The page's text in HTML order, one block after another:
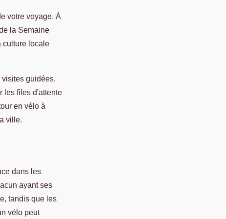
votre voyage. À
la Semaine
culture locale
guidées.
les files d'attente
en vélo à
ville.
dans les
ayant ses
tandis que les
vélo peut